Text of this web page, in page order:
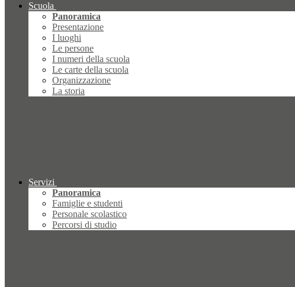
Scuola
Panoramica
Presentazione
I luoghi
Le persone
I numeri della scuola
Le carte della scuola
Organizzazione
La storia
Servizi
Panoramica
Famiglie e studenti
Personale scolastico
Percorsi di studio